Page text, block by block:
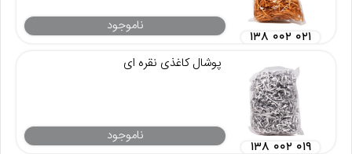
ناموجود
۱۳۸ ۰۰۲ ۰۲۱
پوشال کاغذی نقره ای
ناموجود
۱۳۸ ۰۰۲ ۰۱۹